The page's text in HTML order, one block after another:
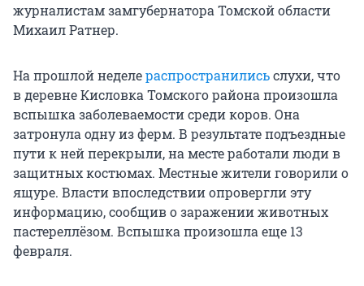
журналистам замгубернатора Томской области
Михаил Ратнер.
На прошлой неделераспространилисьслухи, что
в деревне Кисловка Томского района произошла
вспышка заболеваемости среди коров. Она
затронула одну из ферм. В результате подъездные
пути к ней перекрыли, на месте работали люди в
защитных костюмах. Местные жители говорили о
ящуре. Власти впоследствии опровергли эту
информацию, сообщив о заражении животных
пастереллёзом. Вспышка произошла еще 13
февраля.